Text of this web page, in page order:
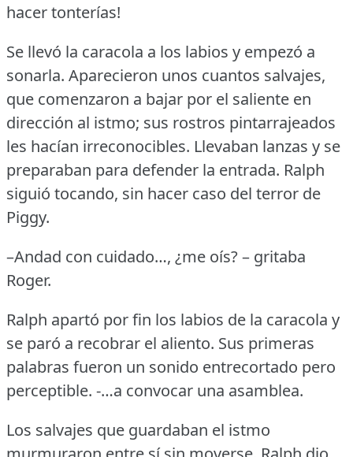
hacer tonterías!
Se llevó la caracola a los labios y empezó a
sonarla. Aparecieron unos cuantos salvajes,
que comenzaron a bajar por el saliente en
dirección al istmo; sus rostros pintarrajeados
les hacían irreconocibles. Llevaban lanzas y se
preparaban para defender la entrada. Ralph
siguió tocando, sin hacer caso del terror de
Piggy.
–Andad con cuidado…, ¿me oís?– gritaba
Roger.
Ralph apartó por fin los labios de la caracola y
se paró a recobrar el aliento. Sus primeras
palabras fueron un sonido entrecortado pero
perceptible. -…a convocar una asamblea.
Los salvajes que guardaban el istmo